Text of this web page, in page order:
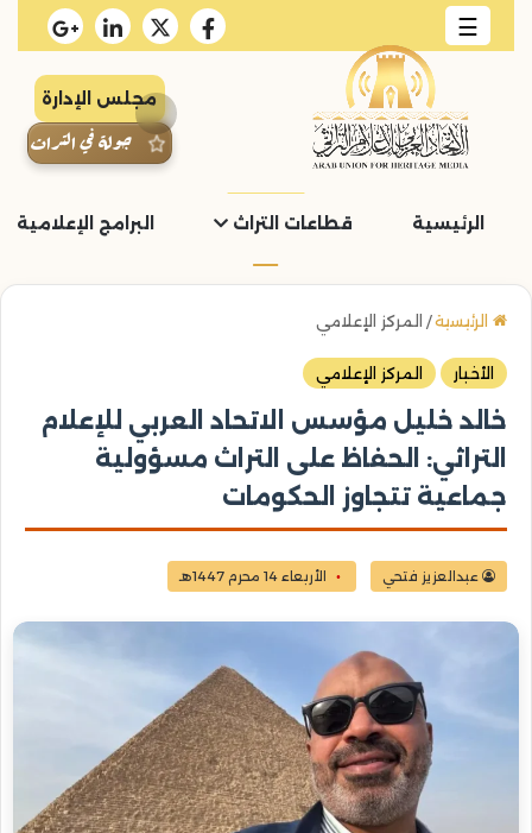
☰
مجلس الإدارة
جولة في التراث
الرئيسية قطاعات التراث البرامج الإعلامية
الرئيسية/ المركز الإعلامي
الأخبار المركز الإعلامي
خالد خليل مؤسس الاتحاد العربي للإعلام
التراثي: الحفاظ على التراث مسؤولية
جماعية تتجاوز الحكومات
عبدالعزيز فتحي الأربعاء 14 محرم 1447هـ